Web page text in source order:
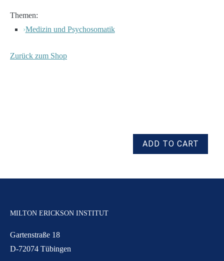
Themen:
›Medizin und Psychosomatik
Zurück zum Shop
MILTON ERICKSON INSTITUT
Gartenstraße 18
D-72074 Tübingen